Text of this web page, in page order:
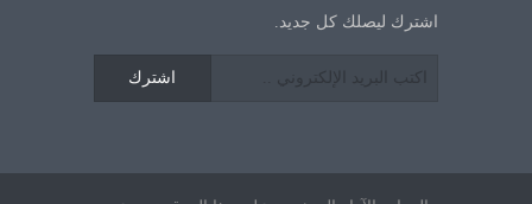
اشترك ليصلك كل جديد.
اشترك